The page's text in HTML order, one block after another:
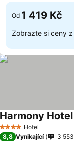
Od 1 419 Kč
Zobrazte si ceny z
4 Počet hvězdiček
Hotel
Harmony Hotel
8,8 Vynikající 3 553